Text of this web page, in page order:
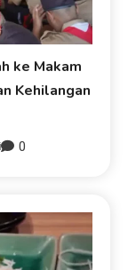
ke Makam
Kehilangan
0